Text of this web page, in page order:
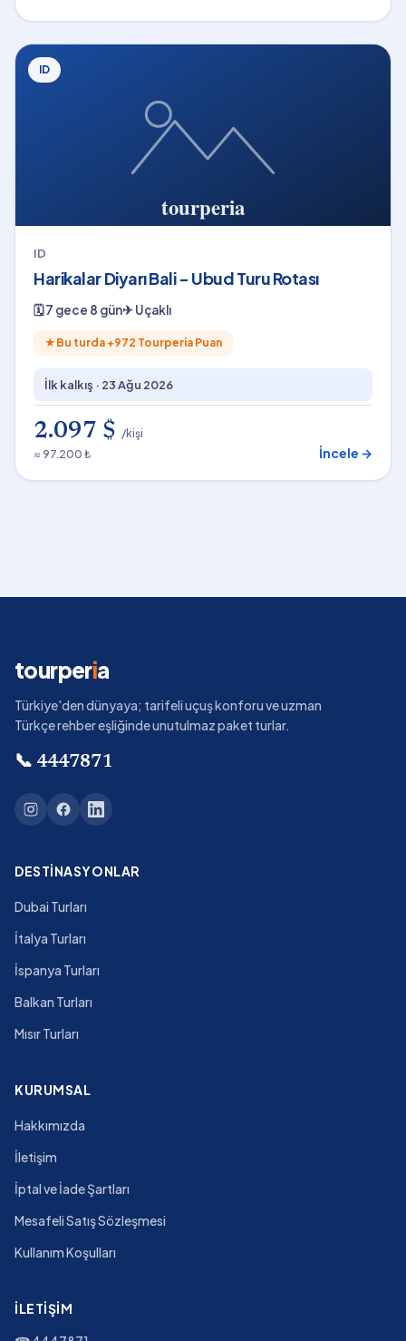
ID
ID
Harikalar Diyarı Bali - Ubud Turu Rotası
🗓7 gece 8 gün✈Uçaklı
★ Bu turda +972 Tourperia Puan
İlk kalkış · 23 Ağu 2026
2.097 $ /kişi
≈ 97.200 ₺
İncele →
tourperia
Türkiye'den dünyaya; tarifeli uçuş konforu ve uzman
Türkçe rehber eşliğinde unutulmaz paket turlar.
📞 4447871
DESTINASYONLAR
Dubai Turları
İtalya Turları
İspanya Turları
Balkan Turları
Mısır Turları
KURUMSAL
Hakkımızda
İletişim
İptal ve İade Şartları
Mesafeli Satış Sözleşmesi
Kullanım Koşulları
İLETIŞIM